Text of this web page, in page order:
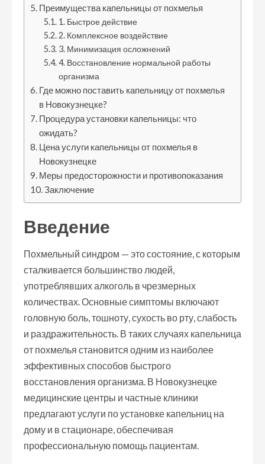
Преимущества капельницы от похмелья
1. Быстрое действие
2. Комплексное воздействие
3. Минимизация осложнений
4. Восстановление нормальной работы
организма
Где можно поставить капельницу от похмелья
в Новокузнецке?
Процедура установки капельницы: что
ожидать?
Цена услуги капельницы от похмелья в
Новокузнецке
Меры предосторожности и противопоказания
Заключение
Введение
Похмельный синдром — это состояние, с которым
сталкивается большинство людей,
употреблявших алкоголь в чрезмерных
количествах. Основные симптомы включают
головную боль, тошноту, сухость во рту, слабость
и раздражительность. В таких случаях капельница
от похмелья становится одним из наиболее
эффективных способов быстрого
восстановления организма. В Новокузнецке
медицинские центры и частные клиники
предлагают услуги по установке капельниц на
дому и в стационаре, обеспечивая
профессиональную помощь пациентам.